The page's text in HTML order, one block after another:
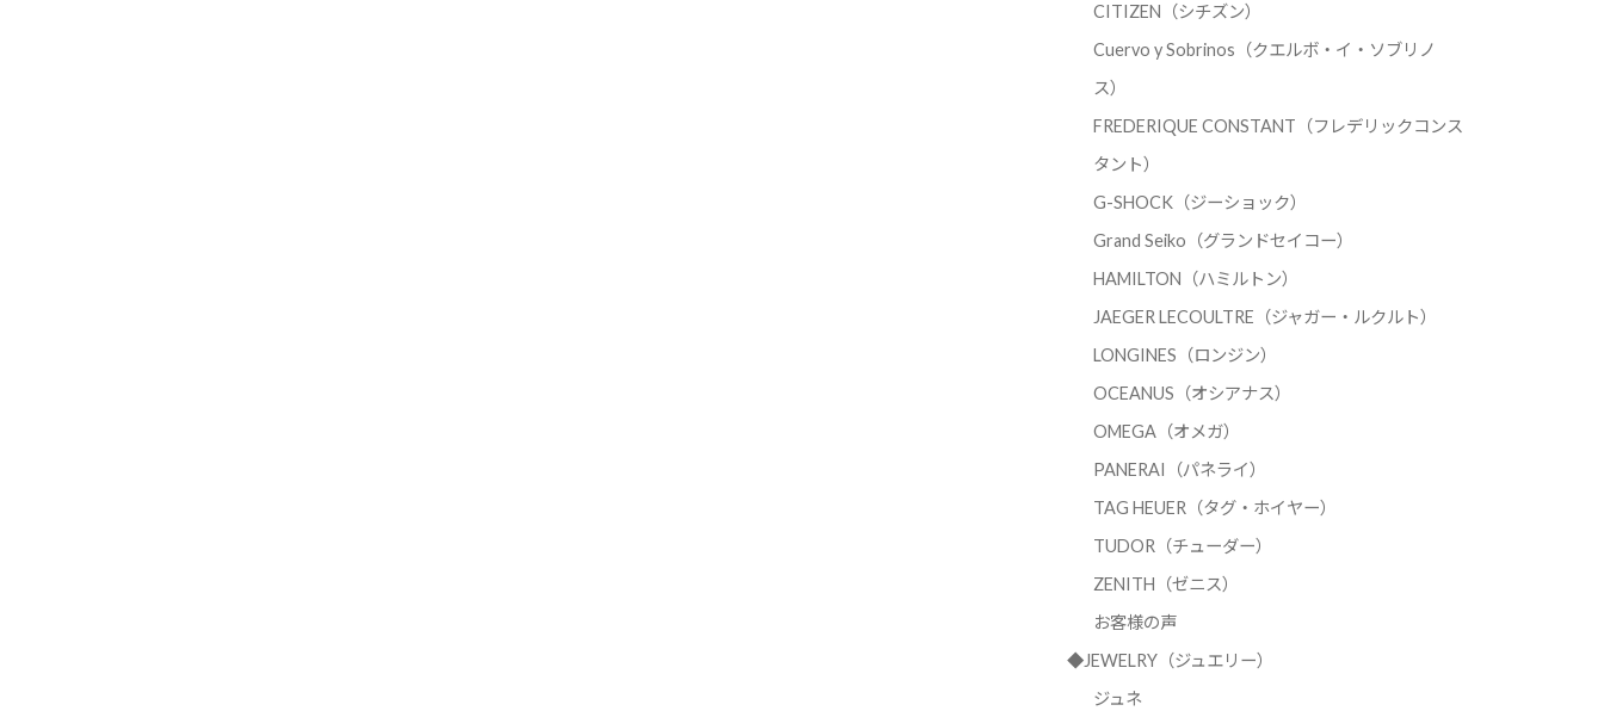
CITIZEN（シチズン）
Cuervo y Sobrinos（クエルボ・イ・ソブリノ
ス）
FREDERIQUE CONSTANT（フレデリックコンス
タント）
G-SHOCK（ジーショック）
Grand Seiko（グランドセイコー）
HAMILTON（ハミルトン）
JAEGER LECOULTRE（ジャガー・ルクルト）
LONGINES（ロンジン）
OCEANUS（オシアナス）
OMEGA（オメガ）
PANERAI（パネライ）
TAG HEUER（タグ・ホイヤー）
TUDOR（チューダー）
ZENITH（ゼニス）
お客様の声
◆JEWELRY（ジュエリー）
ジュネ